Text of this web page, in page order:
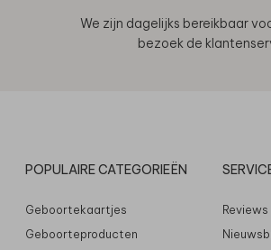
We zijn dagelijks bereikbaar
bezoek de
POPULAIRE CATEGORIEËN
Geboortekaartjes
Geboorteproducten
Reviews